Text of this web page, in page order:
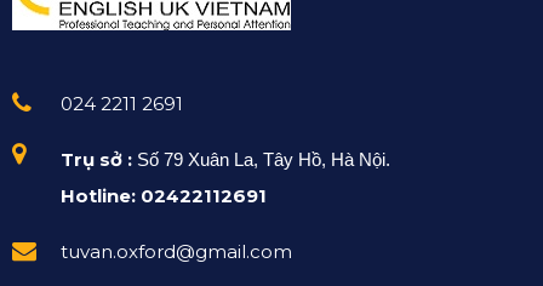
024 2211 2691
Trụ sở : Số 79 Xuân La, Tây Hồ, Hà Nội.
Hotline: 02422112691
tuvan.oxford@gmail.com